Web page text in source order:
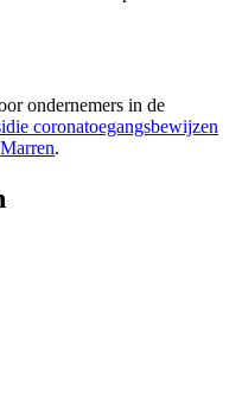
ondernemers in de
coronatoegangsbewijzen
.